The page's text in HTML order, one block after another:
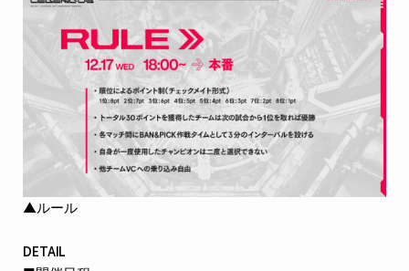
▲ルール
DETAIL